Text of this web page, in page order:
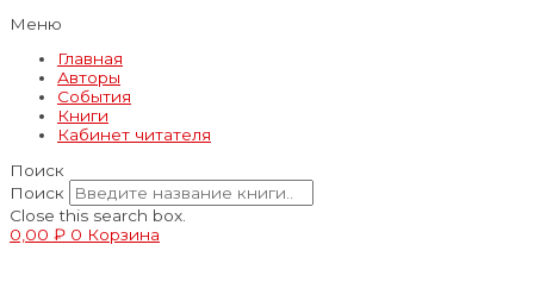
Меню
Главная
Авторы
События
Книги
Кабинет читателя
Поиск
Поиск
Close this search box.
0,00 ₽ 0 Корзина